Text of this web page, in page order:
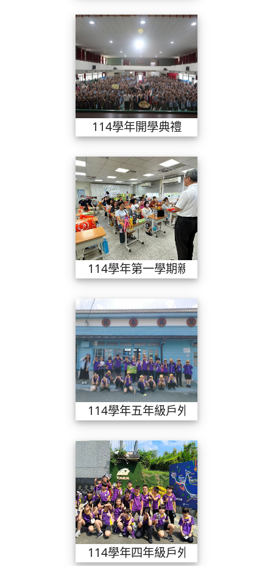
114學年開學
114學年開學典禮
114學年第一
114學年第一學期親師座談會
114學年五年
114學年五年級戶外教學
114學年四年
114學年四年級戶外教學